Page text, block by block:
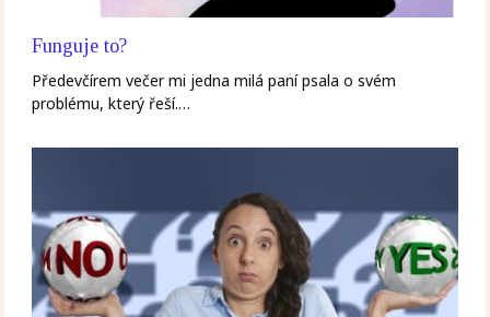
Funguje to?
Předevčírem večer mi jedna milá paní psala o svém
problému, který řeší.…